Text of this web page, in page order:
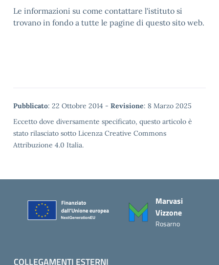
Le informazioni su come contattare l'istituto si
trovano in fondo a tutte le pagine di questo sito web.
Metadata
Pubblicato: 22 Ottobre 2014 - Revisione: 8 Marzo 2025
Eccetto dove diversamente specificato, questo articolo è
stato rilasciato sotto Licenza Creative Commons
Attribuzione 4.0 Italia.
Marvasi
Vizzone
Rosarno
COLLEGAMENTI ESTERNI